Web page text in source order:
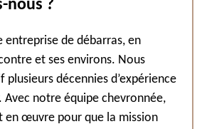
nous ?
entreprise de débarras, en
et ses environs. Nous
décennies d’expérience
Avec notre équipe chevronnée,
en œuvre pour que la mission